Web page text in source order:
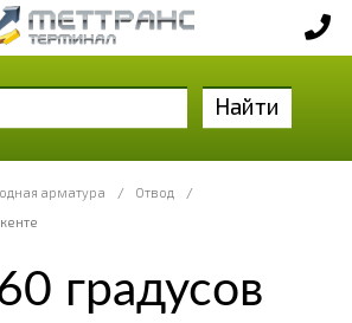
Найти
арматура / Отвод
/
градусов